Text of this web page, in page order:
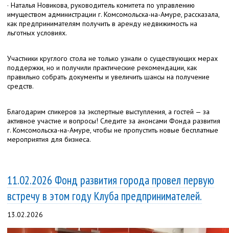
· Наталья Новикова, руководитель комитета по управлению
имуществом администрации г. Комсомольска-на-Амуре, рассказала,
как предпринимателям получить в аренду недвижимость на
льготных условиях.
Участники круглого стола не только узнали о существующих мерах
поддержки, но и получили практические рекомендации, как
правильно собрать документы и увеличить шансы на получение
средств.
Благодарим спикеров за экспертные выступления, а гостей — за
активное участие и вопросы! Следите за анонсами Фонда развития
г. Комсомольска-на-Амуре, чтобы не пропустить новые бесплатные
мероприятия для бизнеса.
11.02.2026 Фонд развития города провел первую
встречу в этом году Клуба предпринимателей.
13.02.2026